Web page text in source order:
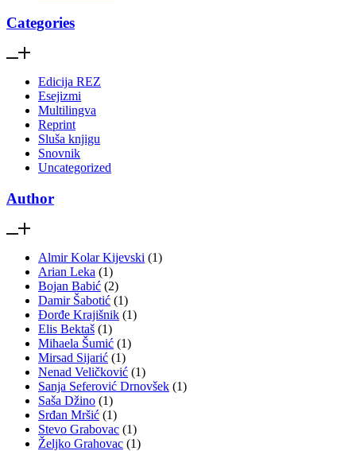
Categories
Edicija REZ
Esejizmi
Multilingva
Reprint
Sluša knjigu
Snovnik
Uncategorized
Author
Almir Kolar Kijevski (1)
Arian Leka (1)
Bojan Babić (2)
Damir Šabotić (1)
Đorđe Krajišnik (1)
Elis Bektaš (1)
Mihaela Šumić (1)
Mirsad Sijarić (1)
Nenad Veličković (1)
Sanja Seferović Drnovšek (1)
Saša Džino (1)
Srđan Mršić (1)
Stevo Grabovac (1)
Željko Grahovac (1)